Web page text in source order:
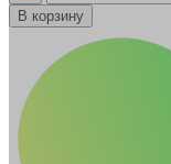
В корзину